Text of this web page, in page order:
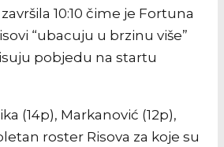
10:10 čime je Fortuna
“ubacuju u brzinu više”
pobjedu na startu
(14p), Markanović (12p),
roster Risova za koje su